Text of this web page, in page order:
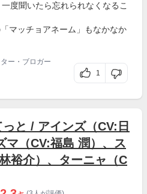
度聞いたら忘れられなくなるこ
マッチョアネーム」もなかなか
ー・ブロガー
1
と / アインズ（CV:日
マ（CV:福島 潤）、ス
裕介）、ターニャ（C